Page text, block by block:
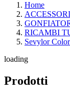
Home
ACCESSORI
RICAMBI
Sevylor
loading
Prodotti